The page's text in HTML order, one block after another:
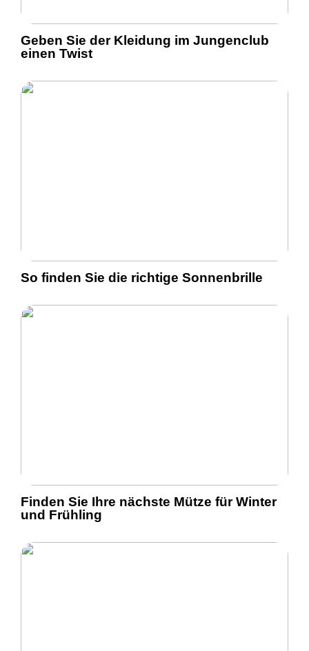
Geben Sie der Kleidung im Jungenclub
einen Twist
So finden Sie die richtige Sonnenbrille
Finden Sie Ihre nächste Mütze für Winter
und Frühling